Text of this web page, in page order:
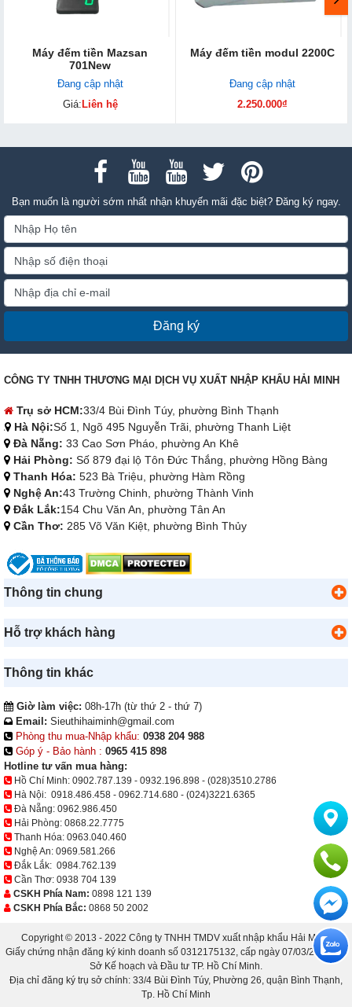
Máy đếm tiền Mazsan
701New
Đang cập nhật
Giá: Liên hệ
Máy đếm tiền modul 2200C
Đang cập nhật
2.250.000₫
Bạn muốn là người sớm nhất nhận khuyến mãi đặc biệt? Đăng ký ngay.
Đăng ký
CÔNG TY TNHH THƯƠNG MẠI DỊCH VỤ XUẤT NHẬP KHẨU HẢI MINH
Trụ sở HCM:33/4 Bùi Đình Túy, phường Bình Thạnh
Hà Nội:Số 1, Ngõ 495 Nguyễn Trãi, phường Thanh Liệt
Đà Nẵng: 33 Cao Sơn Pháo, phường An Khê
Hải Phòng: Số 879 đại lộ Tôn Đức Thắng, phường Hồng Bàng
Thanh Hóa: 523 Bà Triệu, phường Hàm Rồng
Nghệ An:43 Trường Chinh, phường Thành Vinh
Đắk Lắk:154 Chu Văn An, phường Tân An
Cần Thơ: 285 Võ Văn Kiệt, phường Bình Thủy
Thông tin chung
Hỗ trợ khách hàng
Thông tin khác
Giờ làm việc: 08h-17h (từ thứ 2 - thứ 7)
Email: Sieuthihaiminh@gmail.com
Phòng thu mua-Nhập khẩu: 0938 204 988
Góp ý - Bảo hành : 0965 415 898
Hotline tư vấn mua hàng:
Hồ Chí Minh: 0902.787.139 - 0932.196.898 - (028)3510.2786
Hà Nội: 0918.486.458 - 0962.714.680 - (024)3221.6365
Đà Nẵng: 0962.986.450
Hải Phòng: 0868.22.7775
Thanh Hóa: 0963.040.460
Nghệ An: 0969.581.266
Đắk Lắk: 0984.762.139
Cần Thơ: 0938 704 139
CSKH Phía Nam: 0898 121 139
CSKH Phía Bắc: 0868 50 2002
Copyright © 2013 - 2022 Công ty TNHH TMDV xuất nhập khẩu Hải Minh.
Giấy chứng nhận đăng ký kinh doanh số 0312175132, cấp ngày 07/03/2013 bởi
Sở Kế hoạch và Đầu tư TP. Hồ Chí Minh.
Địa chỉ đăng ký trụ sở chính: 33/4 Bùi Đình Túy, Phường 26, quận Bình Thạnh,
Tp. Hồ Chí Minh